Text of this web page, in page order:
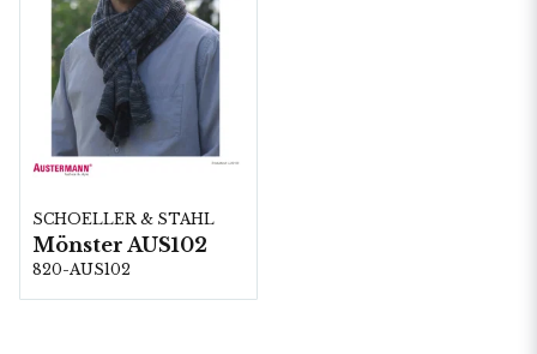
SCHOELLER & STAHL
Mönster AUS102
820-AUS102